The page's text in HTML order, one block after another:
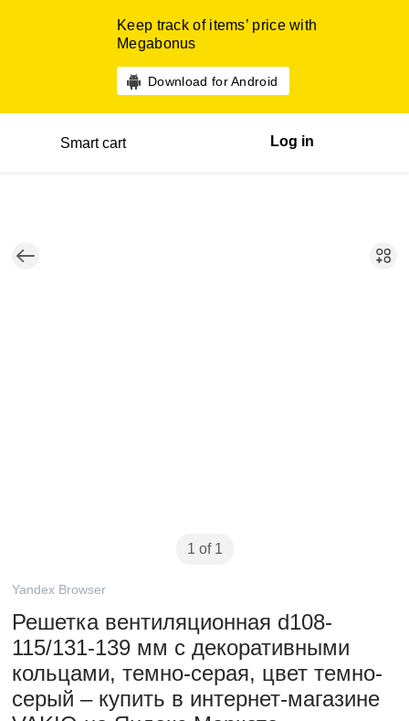
Keep track of items’ price with
Megabonus
Download for Android
Smart cart Log in
1 of 1
Yandex Browser
Решетка вентиляционная d108-
115/131-139 мм с декоративными
кольцами, темно-серая, цвет темно-
серый – купить в интернет-магазине